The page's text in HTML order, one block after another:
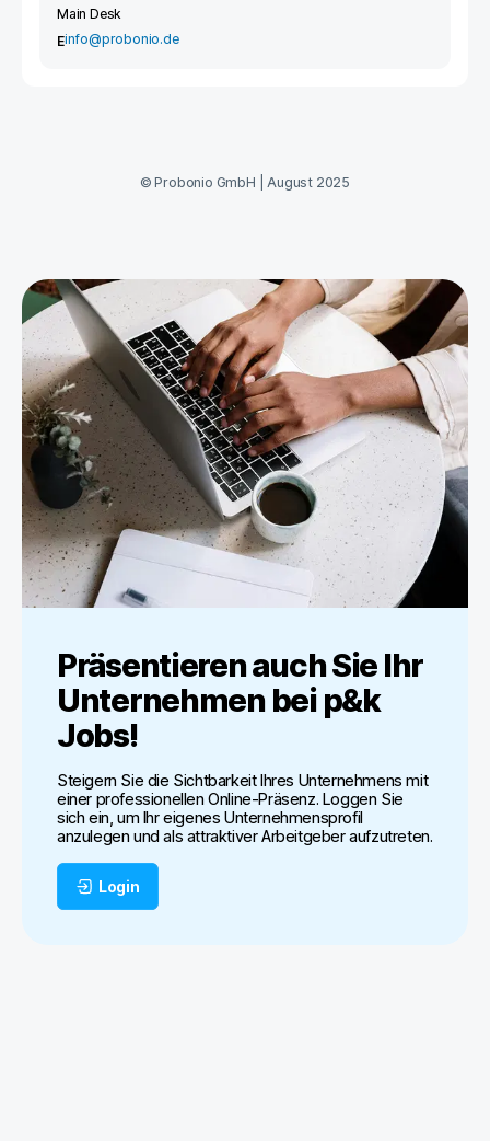
Main Desk
Einfo@probonio.de
©Probonio GmbH |August 2025
Präsentieren auch Sie Ihr
Unternehmen bei p&k
Jobs!
Steigern Sie die Sichtbarkeit Ihres Unternehmens mit
einer professionellen Online-Präsenz. Loggen Sie
sich ein, um Ihr eigenes Unternehmensprofil
anzulegen und als attraktiver Arbeitgeber aufzutreten.
Login